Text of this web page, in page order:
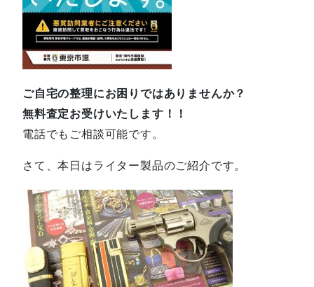
ご自宅の整理にお困りではありませんか？
無料査定お受けいたします！！
電話でもご相談可能です。
さて、本日はライター製品のご紹介です。